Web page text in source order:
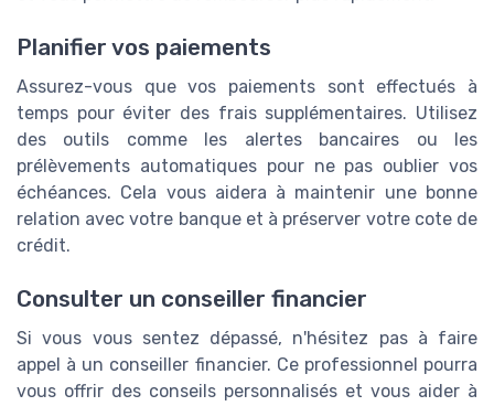
Planifier vos paiements
Assurez-vous que vos paiements sont effectués à
temps pour éviter des frais supplémentaires. Utilisez
des outils comme les alertes bancaires ou les
prélèvements automatiques pour ne pas oublier vos
échéances. Cela vous aidera à maintenir une bonne
relation avec votre banque et à préserver votre cote de
crédit.
Consulter un conseiller financier
Si vous vous sentez dépassé, n'hésitez pas à faire
appel à un conseiller financier. Ce professionnel pourra
vous offrir des conseils personnalisés et vous aider à